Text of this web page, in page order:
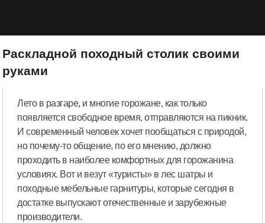
Раскладной походный столик своими
руками
Лето в разгаре, и многие горожане, как только
появляется свободное время, отправляются на пикник.
И современный человек хочет пообщаться с природой,
но почему-то общение, по его мнению, должно
проходить в наиболее комфортных для горожанина
условиях. Вот и везут «туристы» в лес шатры и
походные мебельные гарнитуры, которые сегодня в
достатке выпускают отечественные и зарубежные
производители.